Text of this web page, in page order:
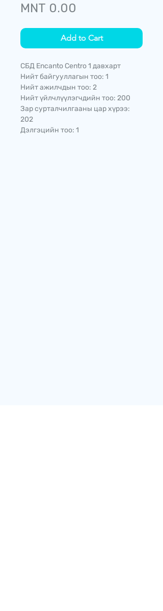
MNT 0.00
Add to Cart
СБД Encanto Centro 1 давхарт
Нийт байгууллагын тоо: 1
Нийт ажилчдын тоо: 2
Нийт үйлчлүүлэгчдийн тоо: 200
Зар сурталчилгааны цар хүрээ:
202
Дэлгэцийн тоо: 1